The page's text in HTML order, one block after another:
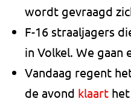
wordt gevraagd
F-16 straaljagers
in Volkel. We gaan
Vandaag regent
de avond klaart